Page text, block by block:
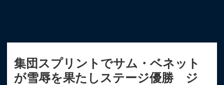
集団スプリントでサム・ベネット
が雪辱を果たしステージ優勝 ジ